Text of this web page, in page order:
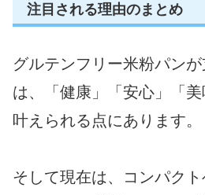
注目される理由のまとめ
グルテンフリー米粉パン
は、「健康」「安心」「
叶えられる点にあります。
そして現在は、コンパク